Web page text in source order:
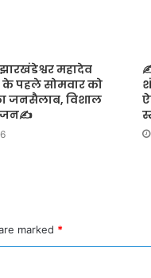
महादेव
पहले सोमवार को
जनसैलाब, विशाल
marked *